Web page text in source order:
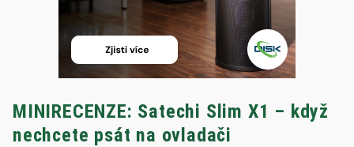
MINIRECENZE: Satechi Slim X1 – když
nechcete psát na ovladači